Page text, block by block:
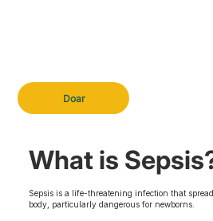
Doar
What is
Sepsis is a life-threatening infection that
body, particularly dangerous for newborns.